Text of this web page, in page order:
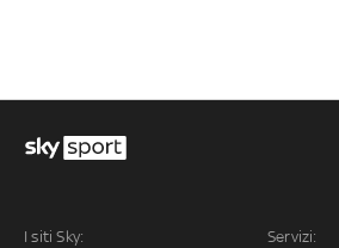
I siti Sky: Servizi: